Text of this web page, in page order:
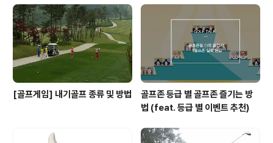
[골프게임] 내기골프 종류 및 방법
골프존 등급 별 골프존 즐기는 방
법 (feat. 등급 별 이벤트 추천)